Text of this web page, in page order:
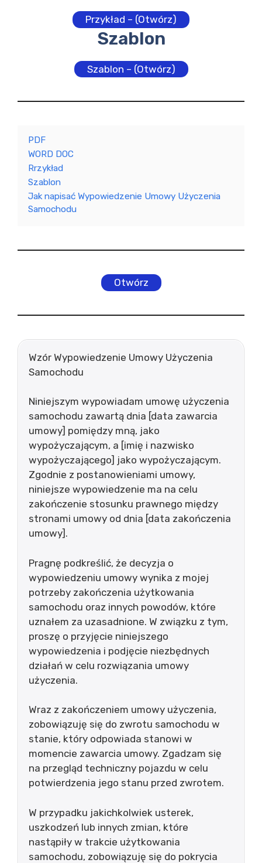
Przykład – (Otwórz)
Szablon
Szablon – (Otwórz)
PDF
WORD DOC
Rrzykład
Szablon
Jak napisać Wypowiedzenie Umowy Użyczenia
Samochodu
Otwórz
Wzór Wypowiedzenie Umowy Użyczenia
Samochodu
Niniejszym wypowiadam umowę użyczenia
samochodu zawartą dnia [data zawarcia
umowy] pomiędzy mną, jako
wypożyczającym, a [imię i nazwisko
wypożyczającego] jako wypożyczającym.
Zgodnie z postanowieniami umowy,
niniejsze wypowiedzenie ma na celu
zakończenie stosunku prawnego między
stronami umowy od dnia [data zakończenia
umowy].
Pragnę podkreślić, że decyzja o
wypowiedzeniu umowy wynika z mojej
potrzeby zakończenia użytkowania
samochodu oraz innych powodów, które
uznałem za uzasadnione. W związku z tym,
proszę o przyjęcie niniejszego
wypowiedzenia i podjęcie niezbędnych
działań w celu rozwiązania umowy
użyczenia.
Wraz z zakończeniem umowy użyczenia,
zobowiązuję się do zwrotu samochodu w
stanie, który odpowiada stanowi w
momencie zawarcia umowy. Zgadzam się
na przegląd techniczny pojazdu w celu
potwierdzenia jego stanu przed zwrotem.
W przypadku jakichkolwiek usterek,
uszkodzeń lub innych zmian, które
nastąpiły w trakcie użytkowania
samochodu, zobowiązuję się do pokrycia